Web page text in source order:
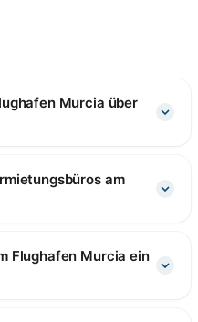
Murcia über
am
Flughafen Murcia ein